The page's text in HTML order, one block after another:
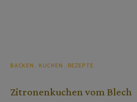
BACKEN KUCHEN REZEPTE
Zitronenkuchen vom Blech